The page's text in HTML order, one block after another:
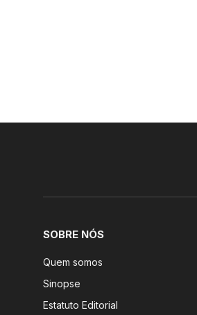
SOBRE NÓS
Quem somos
Sinopse
Estatuto Editorial